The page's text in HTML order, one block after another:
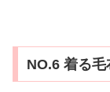
NO.6 着る